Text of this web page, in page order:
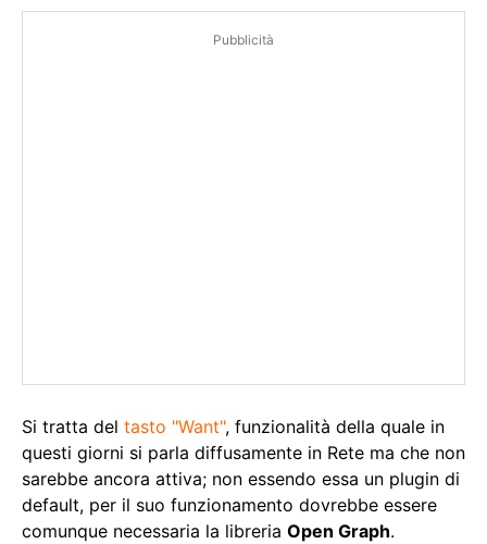
Pubblicità
Si tratta del tasto "Want", funzionalità della quale in
questi giorni si parla diffusamente in Rete ma che non
sarebbe ancora attiva; non essendo essa un plugin di
default, per il suo funzionamento dovrebbe essere
comunque necessaria la libreria Open Graph.